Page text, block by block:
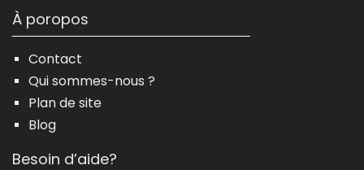
À poropos
Contact
Qui sommes-nous ?
Plan de site
Blog
Besoin d’aide?